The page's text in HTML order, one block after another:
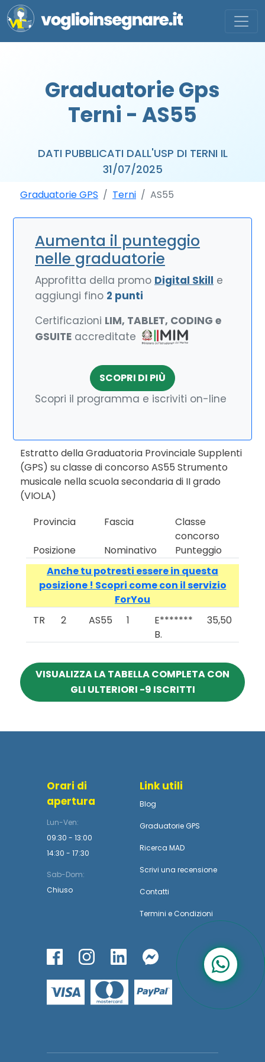
Graduatorie Gps
Terni - AS55
DATI PUBBLICATI DALL'USP DI TERNI IL
31/07/2025
Graduatorie GPS Terni AS55
Aumenta il punteggio
nelle graduatorie
Approfitta della promo Digital Skill e
aggiungi fino 2 punti
Certificazioni LIM, TABLET, CODING e
GSUITE accreditate
SCOPRI DI PIÙ
Scopri il programma e iscriviti on-line
Estratto della Graduatoria Provinciale Supplenti
(GPS) su classe di concorso AS55 Strumento
musicale nella scuola secondaria di II grado
(VIOLA)
Provincia
Fascia
Classe
concorso
Posizione
Nominativo
Punteggio
Anche tu potresti essere in questa
posizione ! Scopri come con il servizio
ForYou
TR
2 AS55 1
E*******
B.
35,50
VISUALIZZA LA TABELLA COMPLETA CON
GLI ULTERIORI -9 ISCRITTI
Orari di
apertura
Lun-Ven:
09:30 - 13:00
14:30 - 17:30
Sab-Dom:
Chiuso
Link utili
Blog
Graduatorie GPS
Ricerca MAD
Scrivi una recensione
Contatti
Termini e Condizioni